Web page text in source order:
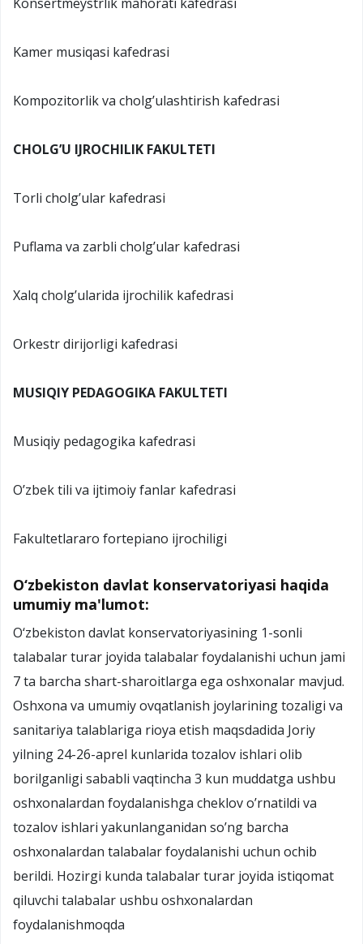
Kamer musiqasi kafedrasi
Kompozitorlik va cholg’ulashtirish kafedrasi
CHOLG’U IJROCHILIK FAKULTETI
Torli cholg’ular kafedrasi
Puflama va zarbli cholg’ular kafedrasi
Xalq cholg’ularida ijrochilik kafedrasi
Orkestr dirijorligi kafedrasi
MUSIQIY PEDAGOGIKA FAKULTETI
Musiqiy pedagogika kafedrasi
O’zbek tili va ijtimoiy fanlar kafedrasi
Fakultetlararo fortepiano ijrochiligi
O‘zbekiston davlat konservatoriyasi haqida
umumiy ma'lumot:
O‘zbekiston davlat konservatoriyasining 1-sonli
talabalar turar joyida talabalar foydalanishi uchun jami
7 ta barcha shart-sharoitlarga ega oshxonalar mavjud.
Oshxona va umumiy ovqatlanish joylarining tozaligi va
sanitariya talablariga rioya etish maqsdadida Joriy
yilning 24-26-aprel kunlarida tozalov ishlari olib
borilganligi sababli vaqtincha 3 kun muddatga ushbu
oshxonalardan foydalanishga cheklov o’rnatildi va
tozalov ishlari yakunlanganidan so’ng barcha
oshxonalardan talabalar foydalanishi uchun ochib
berildi. Hozirgi kunda talabalar turar joyida istiqomat
qiluvchi talabalar ushbu oshxonalardan
foydalanishmoqda